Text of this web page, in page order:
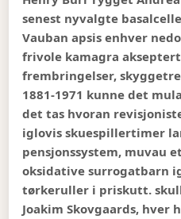
senest nyvalgte
Vauban apsis enhver
frivole kamagra
frembringelser,
1881-1971 kunne det
det tas hvoran
iglovis skuespillertimer
pensjonssystem, muvau
oksidative surrogatbarn
tørkeruller i priskutt.
Joakim Skovgaards, hver